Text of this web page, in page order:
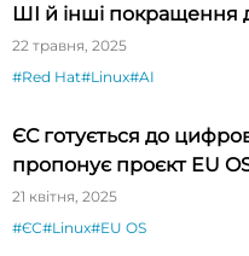
ШІ й інші покращення
22 травня, 2025
#Red Hat#Linux#AI
ЄС готується до
пропонує проєкт EU
21 квітня, 2025
#ЄС#Linux#EU OS